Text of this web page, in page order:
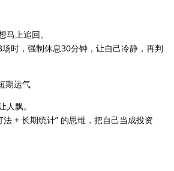
上追回。
时，强制休息30分钟，让自己冷静，再判
期运气
飘。
法 + 长期统计” 的思维，把自己当成投资